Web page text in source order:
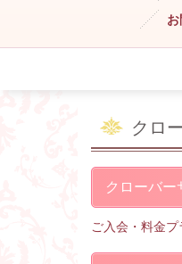
クロ
クローバー
ご入会・料金